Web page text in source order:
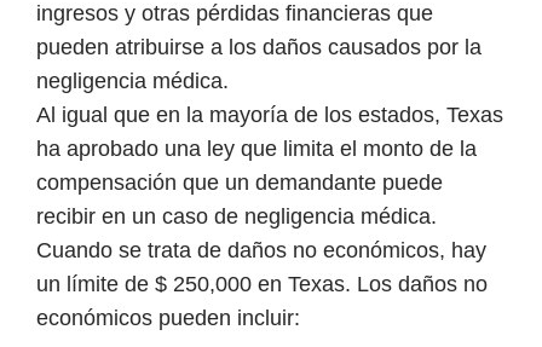
ingresos y otras pérdidas financieras que
pueden atribuirse a los daños causados por la
negligencia médica.
Al igual que en la mayoría de los estados, Texas
ha aprobado una ley que limita el monto de la
compensación que un demandante puede
recibir en un caso de negligencia médica.
Cuando se trata de daños no económicos, hay
un límite de $ 250,000 en Texas. Los daños no
económicos pueden incluir: